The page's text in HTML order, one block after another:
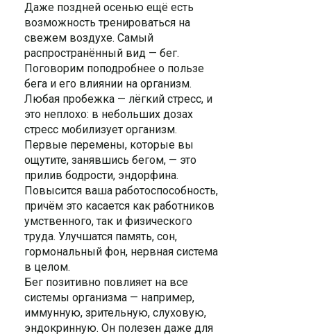
Даже поздней осенью ещё есть
возможность тренироваться на
свежем воздухе. Самый
распространённый вид — бег.
Поговорим поподробнее о пользе
бега и его влиянии на организм.
Любая пробежка — лёгкий стресс, и
это неплохо: в небольших дозах
стресс мобилизует организм.
Первые перемены, которые вы
ощутите, занявшись бегом, — это
прилив бодрости, эндорфина.
Повысится ваша работоспособность,
причём это касается как работников
умственного, так и физического
труда. Улучшатся память, сон,
гормональный фон, нервная система
в целом.
Бег позитивно повлияет на все
системы организма — например,
иммунную, зрительную, слуховую,
эндокринную. Он полезен даже для